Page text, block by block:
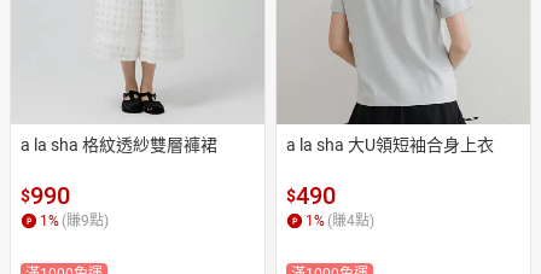
a la sha 格紋透紗雙層褲裙
$990
1% (賺9點)
a la sha 大U領短袖合身上衣
$490
1% (賺4點)